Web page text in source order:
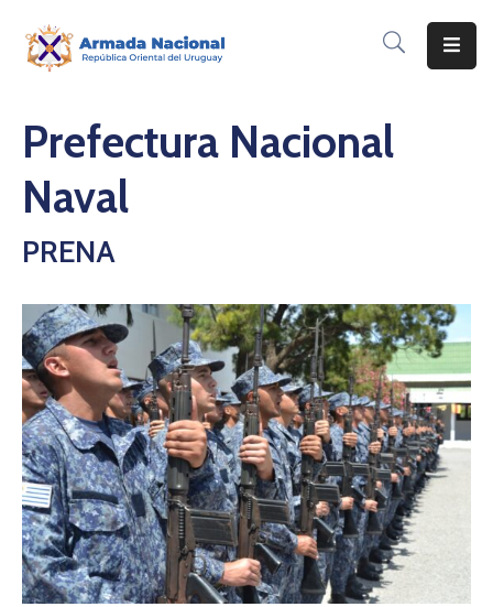
Institución
Inscripciones
Noticias
Contacto
Prefectura Nacional
Naval
PRENA